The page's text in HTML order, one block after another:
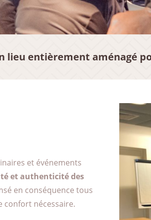
lieu entièrement aménagé
et événements
et authenticité des
en conséquence tous
confort nécessaire.